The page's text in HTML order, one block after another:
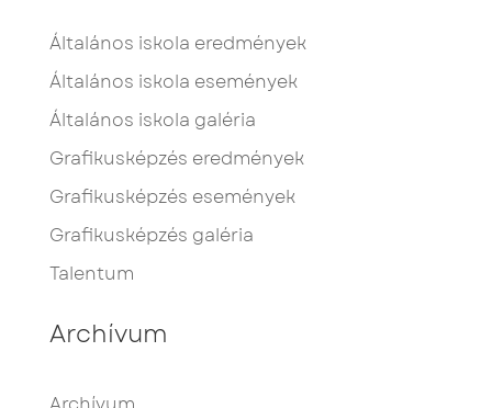
Általános iskola eredmények
Általános iskola események
Általános iskola galéria
Grafikusképzés eredmények
Grafikusképzés események
Grafikusképzés galéria
Talentum
Archívum